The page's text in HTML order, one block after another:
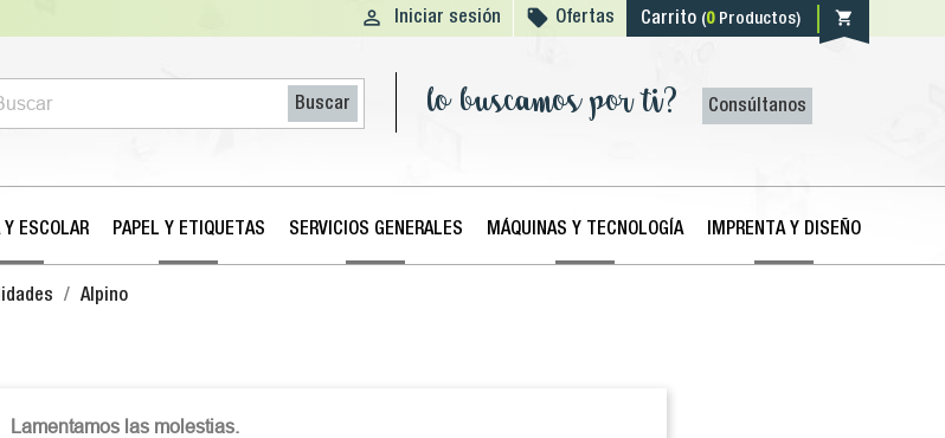
 Iniciar sesión  Ofertas Carrito (0Productos) shopping_cart
Buscar lo buscamos por ti? Consúltanos
Y ESCOLAR PAPEL Y ETIQUETAS SERVICIOS GENERALES MÁQUINAS Y TECNOLOGÍA IMPRENTA Y DISEÑO
Alpino
Lamentamos las molestias.